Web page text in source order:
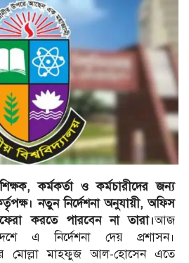
কর্মকর্তা ও কর্মচারীদের জন্য
নতুন নির্দেশনা অনুযায়ী, অফিস
করতে পারবেন না তারা।আজ
এ নির্দেশনা দেয় প্রশাসন।
মোল্লা মাহফুজ আল-হোসেন এতে